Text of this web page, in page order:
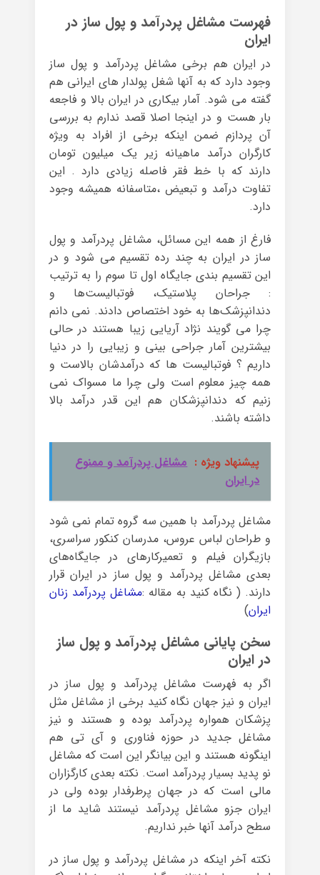
فهرست مشاغل پردرآمد و پول ساز در
ایران
در ایران هم برخی مشاغل پردرآمد و پول ساز
وجود دارد که به آنها شغل پولدار های ایرانی هم
گفته می شود. آمار بیکاری در ایران بالا و فاجعه
بار هست و در اینجا اصلا قصد ندارم به بررسی
آن پردازم ضمن اینکه برخی از افراد به ویژه
کارگران درآمد ماهیانه زیر یک میلیون تومان
دارند که با خط فقر فاصله زیادی دارد . این
تفاوت درآمد و تبعیض ،متاسفانه همیشه وجود
دارد.
فارغ از همه این مسائل، مشاغل پردرآمد و پول
ساز در ایران به چند رده تقسیم می شود و در
این تقسیم بندی جایگاه اول تا سوم را به ترتیب
: جراحان پلاستیک، فوتبالیست‌ها و
دندانپزشک‌ها به خود اختصاص دادند. نمی دانم
چرا می گویند نژاد آریایی زیبا هستند در حالی
بیشترین آمار جراحی بینی و زیبایی را در دنیا
داریم ؟ فوتبالیست ها که درآمدشان بالاست و
همه چیز معلوم است ولی چرا ما مسواک نمی
زنیم که دندانپزشکان هم این قدر درآمد بالا
داشته باشند.
پیشنهاد ویژه : مشاغل پردرآمد و ممنوع
در ایران
مشاغل پردرآمد با همین سه گروه تمام نمی شود
و طراحان لباس عروس، مدرسان کنکور سراسری،
بازیگران فیلم و تعمیرکارهای در جایگاه‌های
بعدی مشاغل پردرآمد و پول ساز در ایران قرار
دارند. ( نگاه کنید به مقاله :مشاغل پردرآمد زنان
ایران)
سخن پایانی مشاغل پردرآمد و پول ساز
در ایران
اگر به فهرست مشاغل پردرآمد و پول ساز در
ایران و نیز جهان نگاه کنید برخی از مشاغل مثل
پزشکان همواره پردرآمد بوده و هستند و نیز
مشاغل جدید در حوزه فناوری و آی تی هم
اینگونه هستند و این بیانگر این است که مشاغل
نو پدید بسیار پردرآمد است. نکته بعدی کارگزاران
مالی است که در جهان پرطرفدار بوده ولی در
ایران جزو مشاغل پردرآمد نیستند شاید ما از
سطح درآمد آنها خبر نداریم.
نکته آخر اینکه در مشاغل پردرآمد و پول ساز در